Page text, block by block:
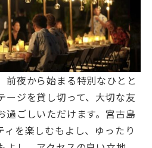
前夜から始まる特別なひとと
ージを貸し切って、大切な友
過ごしいただけます。宮古島
ィを楽しむもよし、ゆったり